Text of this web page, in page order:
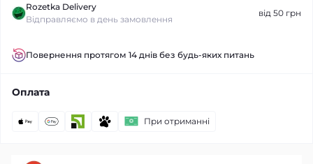
Rozetka Delivery
Відправляємо в день замовлення
від 50 грн
Повернення протягом 14 днів без будь-яких питань
Оплата
При отриманні